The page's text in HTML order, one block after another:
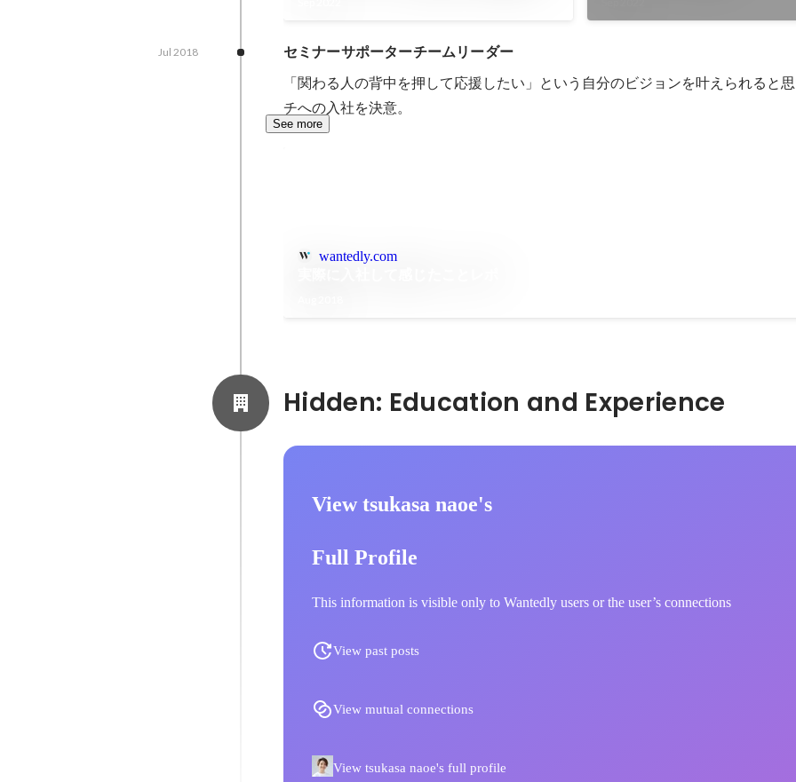
セミナーサポーターチームリーダー
Jul 2018
「関わる人の背中を押して応援したい」という自分のビジョンを叶えられると
チへの入社を決意。
See more
wantedly.com
View tsukasa naoe's
Full Profile
This information is visible only to Wantedly users or the user’s connections
View past posts
View mutual connections
View tsukasa naoe's full profile